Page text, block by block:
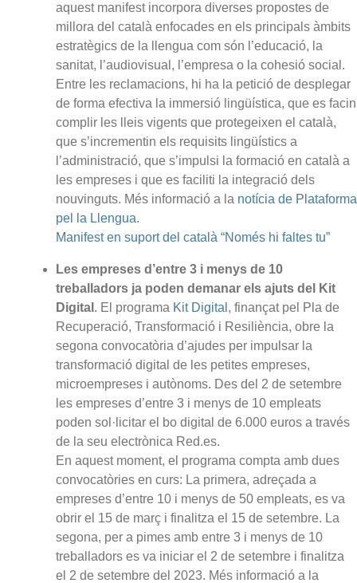
aquest manifest incorpora diverses propostes de
millora del català enfocades en els principals àmbits
estratègics de la llengua com són l’educació, la
sanitat, l’audiovisual, l’empresa o la cohesió social.
Entre les reclamacions, hi ha la petició de desplegar
de forma efectiva la immersió lingüística, que es facin
complir les lleis vigents que protegeixen el català,
que s’incrementin els requisits lingüístics a
l’administració, que s’impulsi la formació en català a
les empreses i que es faciliti la integració dels
nouvinguts. Més informació a la notícia de Plataforma
pel la Llengua.
Manifest en suport del català “Només hi faltes tu”
Les empreses d’entre 3 i menys de 10
treballadors ja poden demanar els ajuts del Kit
Digital . El programa Kit Digital , finançat pel Pla de
Recuperació, Transformació i Resiliència, obre la
segona convocatòria d’ajudes per impulsar la
transformació digital de les petites empreses,
microempreses i autònoms. Des del 2 de setembre
les empreses d’entre 3 i menys de 10 empleats
poden sol·licitar el bo digital de 6.000 euros a través
de la seu electrònica Red.es.
En aquest moment, el programa compta amb dues
convocatòries en curs: La primera, adreçada a
empreses d’entre 10 i menys de 50 empleats, es va
obrir el 15 de març i finalitza el 15 de setembre. La
segona, per a pimes amb entre 3 i menys de 10
treballadors es va iniciar el 2 de setembre i finalitza
el 2 de setembre del 2023. Més informació a la